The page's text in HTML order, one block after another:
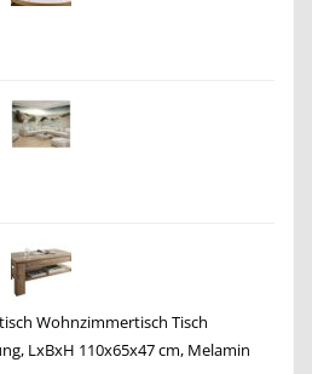
Wohnzimmertisch Tisch
LxBxH 110x65x47 cm, Melamin